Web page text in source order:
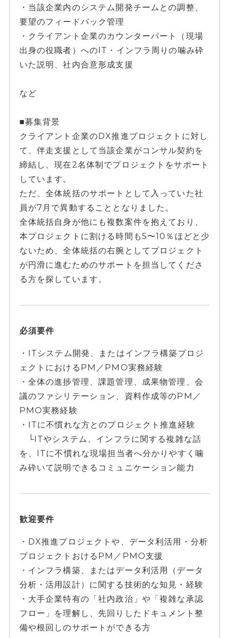
・当該企業内のシステム開発チームとの調整、
要望のフィードバック管理
・クライアント企業のカウンターパート（現場
出身の役職者）へのIT・インフラ周りの噛み砕
いた説明、社内合意形成支援
など
■募集背景
クライアント企業のDX推進プロジェクトに対し
て、伴走支援として当該企業がコンサル契約を
締結し、現在2名体制でプロジェクトをサポート
しています。
ただ、全体統括のサポートとして入っていた社
員が7月で異動することとなりました。
全体統括自身が他にも複数案件を抱えており、
本プロジェクトに割ける時間も5〜10％ほどと少
ないため、全体統括の右腕としてプロジェクト
が円滑に進むためのサポートを担当してくださ
る方を探しています。
必須要件
・ITシステム開発、またはインフラ構築プロジ
ェクトにおけるPM／PMO実務経験
・全体の進捗管理、課題管理、成果物管理、会
議のファシリテーション、資料作成等のPM／
PMO実務経験
・ITに不慣れな方とのプロジェクト推進経験
└ITやシステム、インフラに関する複雑な話
を、ITに不慣れな現場担当者へ分かりやすく噛
み砕いて説明できるコミュニケーション能力
歓迎要件
・DX推進プロジェクトや、データ利活用・分析
プロジェクトおけるPM／PMO支援
・インフラ構築、またはデータ利活用（データ
分析・活用設計）に関する技術的な知見・経験
・大手企業特有の「社内政治」や「複雑な承認
フロー」を理解し、先回りしたドキュメント整
備や根回しのサポートができる方